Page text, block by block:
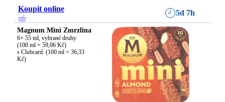
Koupit online 5d 7h
Magnum Mini Zmrzlina
6× 55 ml, vybrané druhy
(100 ml = 59,06 Kč)
s Clubcard: (100 ml = 36,33
Kč)